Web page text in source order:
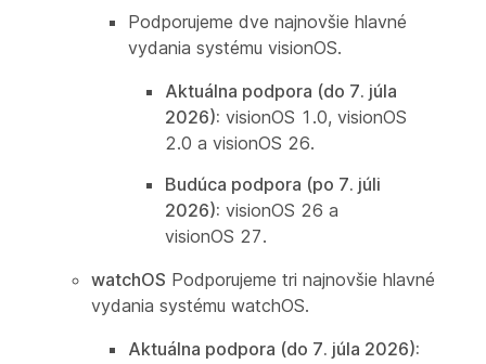
Podporujeme dve najnovšie hlavné
vydania systému visionOS.
Aktuálna podpora (do 7. júla
2026): visionOS 1.0, visionOS
2.0 a visionOS 26.
Budúca podpora (po 7. júli
2026): visionOS 26 a
visionOS 27.
watchOS Podporujeme tri najnovšie hlavné
vydania systému watchOS.
Aktuálna podpora (do 7. júla 2026):